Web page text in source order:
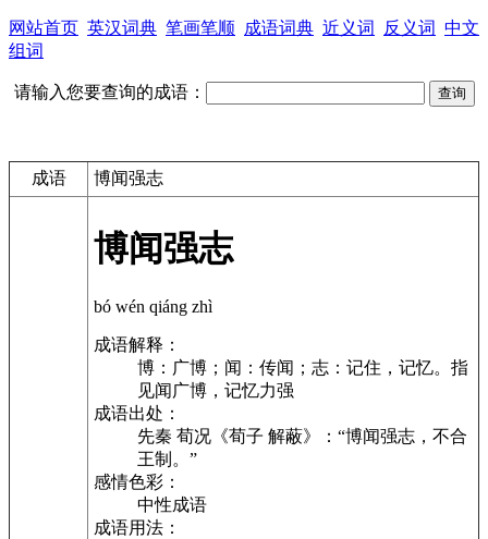
网站首页 英汉词典 笔画笔顺 成语词典 近义词 反义词 中文
组词
请输入您要查询的成语：
成语 博闻强志
博闻强志
bó wén qiáng zhì
成语解释：
博：广博；闻：传闻；志：记住，记忆。指
见闻广博，记忆力强
成语出处：
先秦 荀况《荀子 解蔽》：“博闻强志，不合
王制。”
感情色彩：
中性成语
成语用法：